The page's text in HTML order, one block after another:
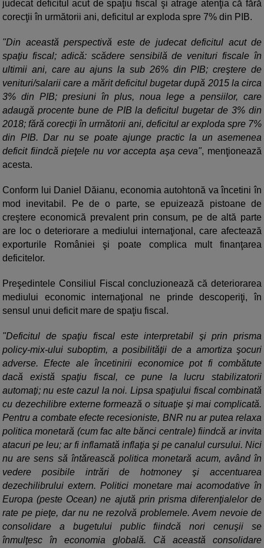
judecat deficitul acut de spaţiu fiscal şi atrage atenţia că fără
corecţii în următorii ani, deficitul ar exploda spre 7% din PIB.
"Din această perspectivă este de judecat deficitul acut de
spaţiu fiscal; adică: scădere sensibilă de venituri fiscale în
ultimii ani, care au ajuns la sub 26% din PIB; creştere de
venituri/salarii care a mărit deficitul bugetar după 2015 la circa
3% din PIB; presiuni în plus, noua lege a pensiilor, care
adaugă procente bune de PIB la deficitul bugetar de 3% din
2018; fără corecţii în următorii ani, deficitul ar exploda spre 7%
din PIB. Dar nu se poate ajunge practic la un asemenea
deficit fiindcă pieţele nu vor accepta aşa ceva", menţionează
acesta.
Conform lui Daniel Dăianu, economia autohtonă va încetini în
mod inevitabil. Pe de o parte, se epuizează pistoane de
creştere economică prevalent prin consum, pe de altă parte
are loc o deteriorare a mediului internaţional, care afectează
exporturile României şi poate complica mult finanţarea
deficitelor.
Preşedintele Consiliul Fiscal concluzionează că deteriorarea
mediului economic internaţional ne prinde descoperiţi, în
sensul unui deficit mare de spaţiu fiscal.
"Deficitul de spaţiu fiscal este interpretabil şi prin prisma
policy-mix-ului suboptim, a posibilităţii de a amortiza şocuri
adverse. Efecte ale încetinirii economice pot fi combătute
dacă există spaţiu fiscal, ce pune la lucru stabilizatorii
automaţi; nu este cazul la noi. Lipsa spaţiului fiscal combinată
cu dezechilibre externe formează o situaţie şi mai complicată.
Pentru a combate efecte recesioniste, BNR nu ar putea relaxa
politica monetară (cum fac alte bănci centrale) fiindcă ar invita
atacuri pe leu; ar fi inflamată inflaţia şi pe canalul cursului. Nici
nu are sens să întărească politica monetară acum, având în
vedere posibile intrări de hotmoney şi accentuarea
dezechilibrului extern. Politici monetare mai acomodative în
Europa (peste Ocean) ne ajută prin prisma diferenţialelor de
rate pe pieţe, dar nu ne rezolvă problemele. Avem nevoie de
consolidare a bugetului public fiindcă nori cenuşii se
înmulţesc în economia globală. Că această consolidare